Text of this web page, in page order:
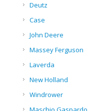
Deutz
Case
John Deere
Massey Ferguson
Laverda
New Holland
Windrower